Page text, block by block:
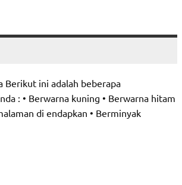
Berikut ini adalah beberapa
: • Berwarna kuning • Berwarna hitam
di endapkan • Berminyak